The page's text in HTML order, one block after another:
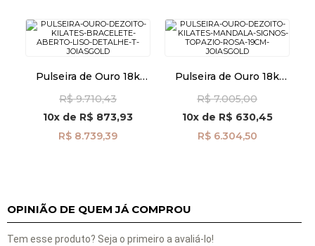
Pulseira de Ouro 18k
Detalhe T pu05212
R$ 9.710,43
10x de R$ 873,93
R$ 8.739,39
Pulseira de Ouro 18k
Topázio Rosa 19cm
pu06878
R$ 7.005,00
10xde R$ 630,45
R$ 6.304,50
OPINIÃO DE QUEM JÁ COMPROU
Tem esse produto? Seja o primeiro a avaliá-lo!